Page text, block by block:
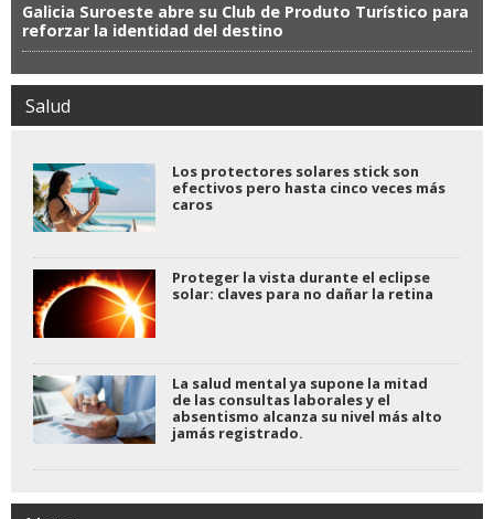
Galicia Suroeste abre su Club de Produto Turístico para
reforzar la identidad del destino
Salud
Los protectores solares stick son
efectivos pero hasta cinco veces más
caros
Proteger la vista durante el eclipse
solar: claves para no dañar la retina
La salud mental ya supone la mitad
de las consultas laborales y el
absentismo alcanza su nivel más alto
jamás registrado.